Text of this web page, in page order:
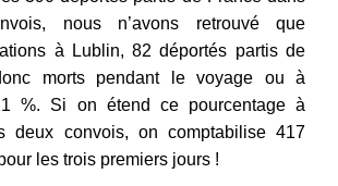
nous n’avons retrouvé que
à Lublin, 82 déportés partis de
morts pendant le voyage ou à
%. Si on étend ce pourcentage à
deux convois, on comptabilise 417
les trois premiers jours !